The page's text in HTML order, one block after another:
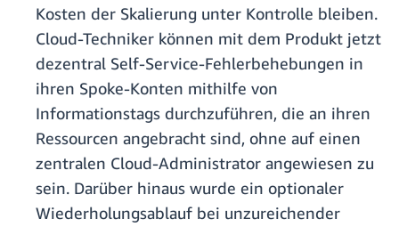
Kosten der Skalierung unter Kontrolle bleiben.
Cloud-Techniker können mit dem Produkt jetzt
dezentral Self-Service-Fehlerbehebungen in
ihren Spoke-Konten mithilfe von
Informationstags durchzuführen, die an ihren
Ressourcen angebracht sind, ohne auf einen
zentralen Cloud-Administrator angewiesen zu
sein. Darüber hinaus wurde ein optionaler
Wiederholungsablauf bei unzureichender